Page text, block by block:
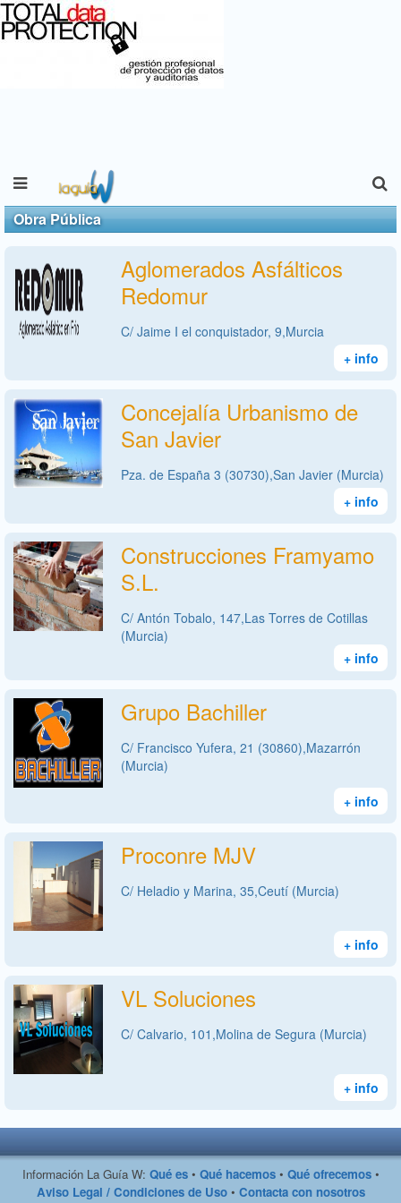
Obra Pública
Aglomerados Asfálticos
Redomur
C/ Jaime I el conquistador, 9,Murcia
+ info
Concejalía Urbanismo de
San Javier
Pza. de España 3 (30730),San Javier (Murcia)
+ info
Construcciones Framyamo
S.L.
C/ Antón Tobalo, 147,Las Torres de Cotillas
(Murcia)
+ info
Grupo Bachiller
C/ Francisco Yufera, 21 (30860),Mazarrón
(Murcia)
+ info
Proconre MJV
C/ Heladio y Marina, 35,Ceutí (Murcia)
+ info
VL Soluciones
C/ Calvario, 101,Molina de Segura (Murcia)
+ info
Información La Guía W: Qué es• Qué hacemos• Qué ofrecemos•
Aviso Legal / Condiciones de Uso• Contacta con nosotros